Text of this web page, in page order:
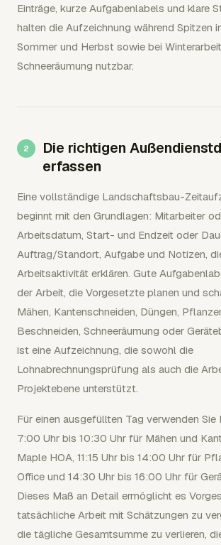
Einträge, kurze Aufgabenlabels und klare
halten die Aufzeichnung während Spitzen
Sommer und Herbst sowie bei
Schneeräumung nutzbar.
Die richtigen
erfassen
Eine vollständige Landschaftsbau-
beginnt mit den Grundlagen: Mitarbeiter
Arbeitsdatum, Start- und Endzeit oder
Auftrag/Standort, Aufgabe und Notizen,
Arbeitsaktivität erklären. Gute
der Arbeit, die Vorgesetzte planen und
Mähen, Kantenschneiden, Düngen,
Beschneiden, Schneeräumung oder
ist eine Aufzeichnung, die sowohl die
Lohnabrechnungsprüfung als auch die
Projektebene unterstützt.
Für einen ausgefüllten Tag verwenden Sie
7:00 Uhr bis 10:30 Uhr für Mähen und
Maple HOA, 11:15 Uhr bis 14:00 Uhr für
Office und 14:30 Uhr bis 16:00 Uhr für
Dieses Maß an Detail ermöglicht es
tatsächliche Arbeit mit Schätzungen zu
die tägliche Gesamtsumme zu verlieren,